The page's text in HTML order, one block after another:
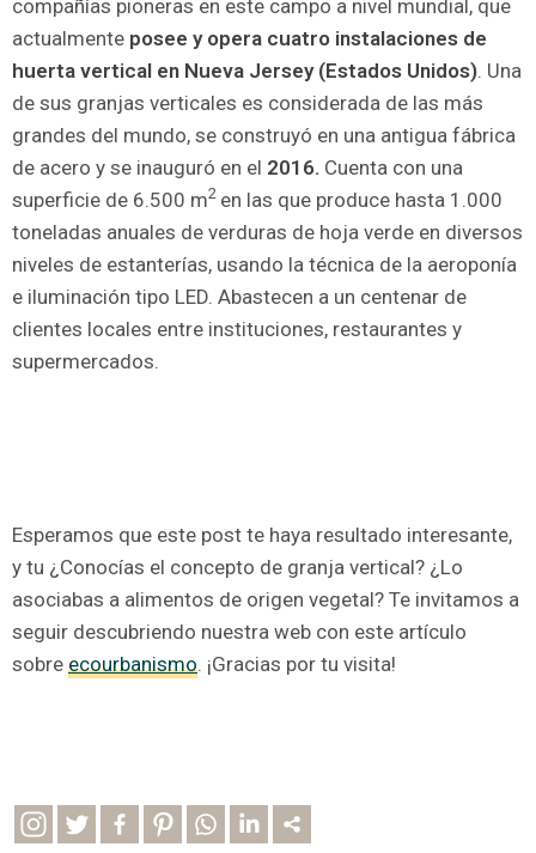
compañías pioneras en este campo a nivel mundial, que
actualmente posee y opera cuatro instalaciones de
huerta vertical en Nueva Jersey (Estados Unidos). Una
de sus granjas verticales es considerada de las más
grandes del mundo, se construyó en una antigua fábrica
de acero y se inauguró en el 2016. Cuenta con una
superficie de 6.500 m2 en las que produce hasta 1.000
toneladas anuales de verduras de hoja verde en diversos
niveles de estanterías, usando la técnica de la aeroponía
e iluminación tipo LED. Abastecen a un centenar de
clientes locales entre instituciones, restaurantes y
supermercados.
Esperamos que este post te haya resultado interesante,
y tu ¿Conocías el concepto de granja vertical? ¿Lo
asociabas a alimentos de origen vegetal? Te invitamos a
seguir descubriendo nuestra web con este artículo
sobre ecourbanismo. ¡Gracias por tu visita!